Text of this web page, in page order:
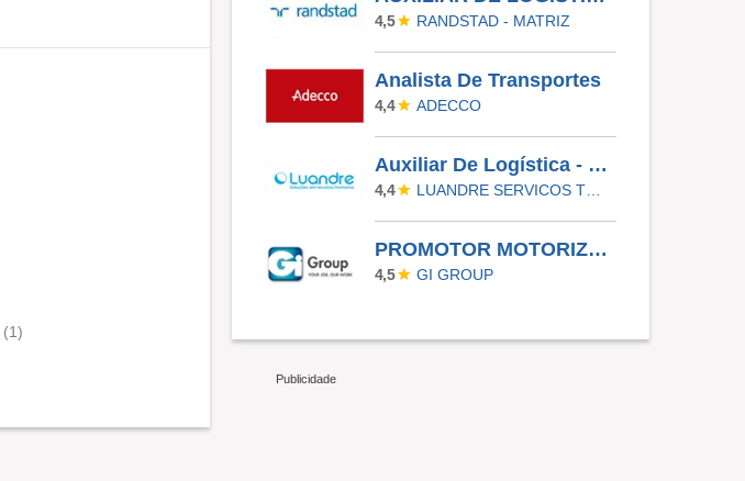
(1)
4,5 RANDSTAD - MATRIZ
Analista De Transportes
4,4 ADECCO
Auxiliar De Logística - Piracicaba | 5X2 -21H30 Às 06H25
4,4
PROMOTOR MOTORIZADO
4,5 GI GROUP